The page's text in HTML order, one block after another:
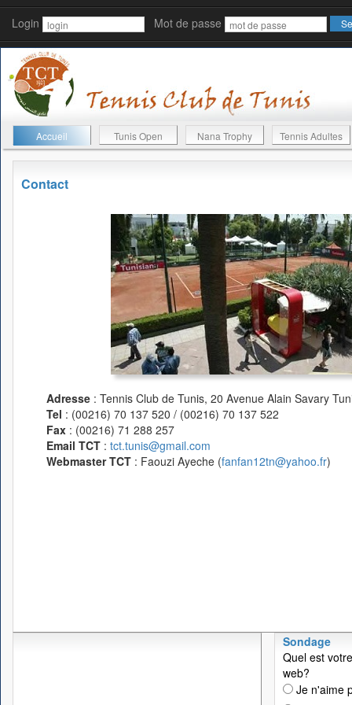
Login Mot de passe
Accueil Tunis Open Nana Trophy Tennis Adultes
Contact
Adresse : Tennis Club de Tunis, 20 Avenue Alain Savary
Tel : (00216) 70 137 520 / (00216) 70 137 522
Fax : (00216) 71 288 257
Email TCT : tct.tunis@gmail.com
Webmaster TCT : Faouzi Ayeche (fanfan12tn@yahoo.fr)
Sondage
Quel est
web?
Je n'aime